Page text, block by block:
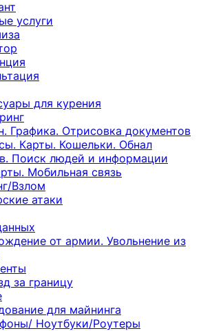
услуги
для курения
Графика. Отрисовка документов
Карты. Кошельки. Обнал
Поиск людей и информации
Мобильная связь
Взлом
атаки
от армии. Увольнение из
за границу
для майнинга
Ноутбуки/Роутеры